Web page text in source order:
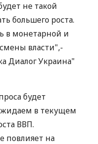
не такой
большего роста.
в монетарной и
власти",-
Диалог Украина"
будет
в текущем
ВВП.
повлияет на